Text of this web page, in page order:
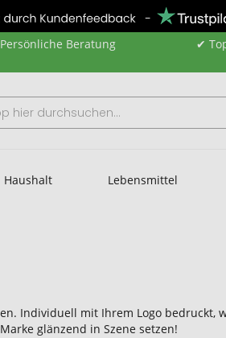
Beratung ✔
Haushalt Lebensmittel
Individuell mit Ihrem Logo
glänzend in Szene setzen!